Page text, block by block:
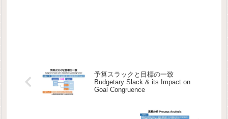
予算スラックと目標の一致
Budgetary Slack & its Impact on
Goal Congruence